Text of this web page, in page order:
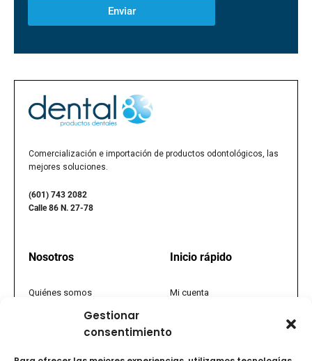
Gestionar
consentimiento
Enviar
Comercialización e importación de productos odontológicos, las
mejores soluciones.
(601) 743 2082
Calle 86 N. 27-78
Nosotros
Quiénes somos
Nuestra historia
Inicio rápido
Mi cuenta